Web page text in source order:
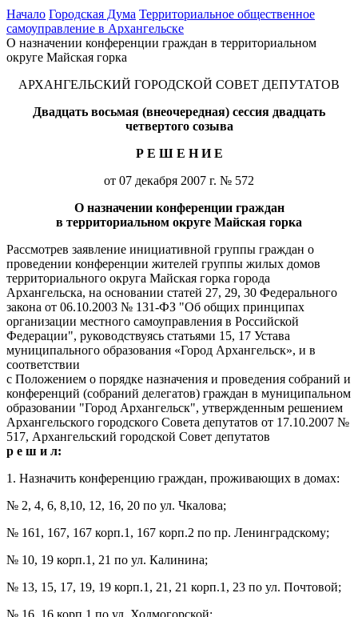
Начало Городская Дума Территориальное общественное
самоуправление в Архангельске
О назначении конференции граждан в территориальном
округе Майская горка
АРХАНГЕЛЬСКИЙ ГОРОДСКОЙ СОВЕТ ДЕПУТАТОВ
Двадцать восьмая (внеочередная) сессия двадцать
четвертого созыва
Р Е Ш Е Н И Е
от 07 декабря 2007 г. № 572
О назначении конференции граждан
в территориальном округе Майская горка
Рассмотрев заявление инициативной группы граждан о
проведении конференции жителей группы жилых домов
территориального округа Майская горка города
Архангельска, на основании статей 27, 29, 30 Федерального
закона от 06.10.2003 № 131-ФЗ "Об общих принципах
организации местного самоуправления в Российской
Федерации", руководствуясь статьями 15, 17 Устава
муниципального образования «Город Архангельск», и в
соответствии
с Положением о порядке назначения и проведения собраний и
конференций (собраний делегатов) граждан в муниципальном
образовании "Город Архангельск", утвержденным решением
Архангельского городского Совета депутатов от 17.10.2007 №
517, Архангельский городской Совет депутатов
р е ш и л:
1. Назначить конференцию граждан, проживающих в домах:
№ 2, 4, 6, 8,10, 12, 16, 20 по ул. Чкалова;
№ 161, 167, 167 корп.1, 167 корп.2 по пр. Ленинградскому;
№ 10, 19 корп.1, 21 по ул. Калинина;
№ 13, 15, 17, 19, 19 корп.1, 21, 21 корп.1, 23 по ул. Почтовой;
№ 16, 16 корп.1 по ул. Холмогорской;